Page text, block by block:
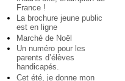
France !
La brochure jeune public
est en ligne
Marché de Noël
Un numéro pour les
parents d’élèves
handicapés.
Cet été, je donne mon